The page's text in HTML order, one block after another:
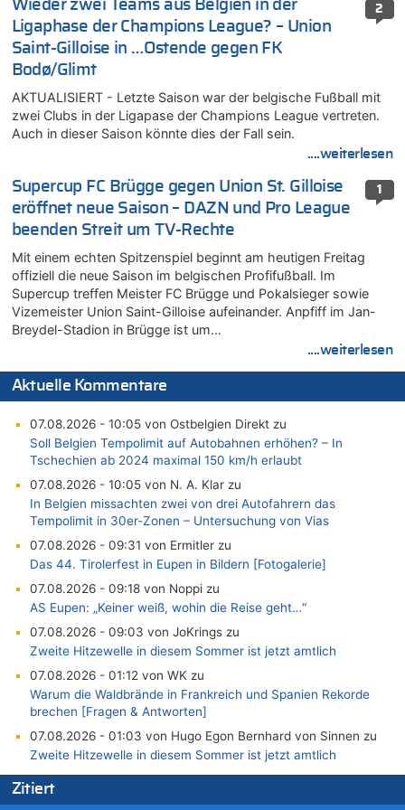
2
Wieder zwei Teams aus Belgien in der
Ligaphase der Champions League? – Union
Saint-Gilloise in …Ostende gegen FK
Bodø/Glimt
AKTUALISIERT - Letzte Saison war der belgische Fußball mit
zwei Clubs in der Ligapase der Champions League vertreten.
Auch in dieser Saison könnte dies der Fall sein.
....weiterlesen
1
Supercup FC Brügge gegen Union St. Gilloise
eröffnet neue Saison – DAZN und Pro League
beenden Streit um TV-Rechte
Mit einem echten Spitzenspiel beginnt am heutigen Freitag
offiziell die neue Saison im belgischen Profifußball. Im
Supercup treffen Meister FC Brügge und Pokalsieger sowie
Vizemeister Union Saint-Gilloise aufeinander. Anpfiff im Jan-
Breydel-Stadion in Brügge ist um…
....weiterlesen
Aktuelle Kommentare
07.08.2026 - 10:05 von Ostbelgien Direkt zu
Soll Belgien Tempolimit auf Autobahnen erhöhen? – In
Tschechien ab 2024 maximal 150 km/h erlaubt
07.08.2026 - 10:05 von N. A. Klar zu
In Belgien missachten zwei von drei Autofahrern das
Tempolimit in 30er-Zonen – Untersuchung von Vias
07.08.2026 - 09:31 von Ermitler zu
Das 44. Tirolerfest in Eupen in Bildern [Fotogalerie]
07.08.2026 - 09:18 von Noppi zu
AS Eupen: „Keiner weiß, wohin die Reise geht…“
07.08.2026 - 09:03 von JoKrings zu
Zweite Hitzewelle in diesem Sommer ist jetzt amtlich
07.08.2026 - 01:12 von WK zu
Warum die Waldbrände in Frankreich und Spanien Rekorde
brechen [Fragen & Antworten]
07.08.2026 - 01:03 von Hugo Egon Bernhard von Sinnen zu
Zweite Hitzewelle in diesem Sommer ist jetzt amtlich
07.08.2026 - 00:50 von WK zu
Wie kam es zur Ceuta-Krise?
Zitiert